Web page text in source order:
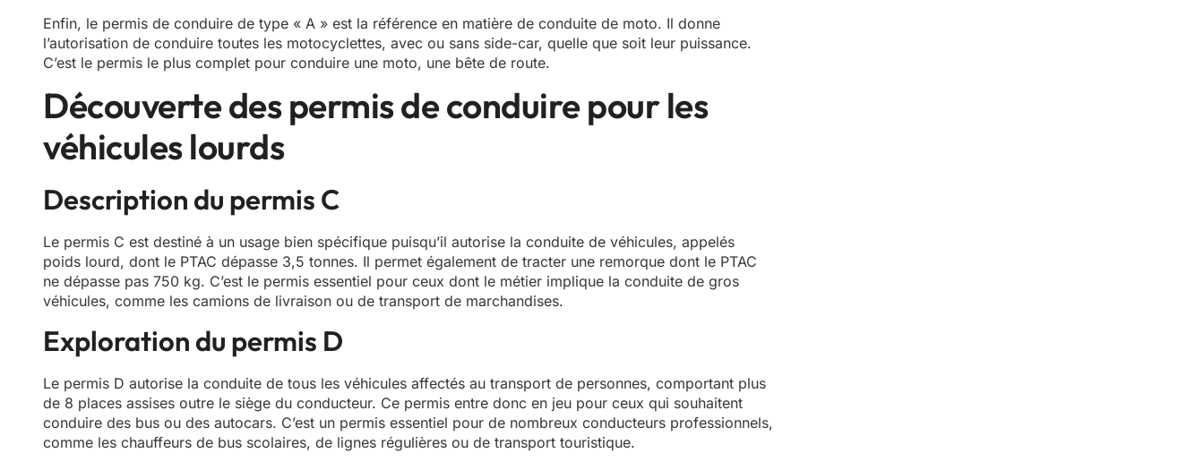
Enfin, le permis de conduire de type « A » est la référence en matière de conduite de moto. Il donne
l’autorisation de conduire toutes les motocyclettes, avec ou sans side-car, quelle que soit leur puissance.
C’est le permis le plus complet pour conduire une moto, une bête de route.
Découverte des permis de conduire pour les
véhicules lourds
Description du permis C
Le permis C est destiné à un usage bien spécifique puisqu’il autorise la conduite de véhicules, appelés
poids lourd, dont le PTAC dépasse 3,5 tonnes. Il permet également de tracter une remorque dont le PTAC
ne dépasse pas 750 kg. C’est le permis essentiel pour ceux dont le métier implique la conduite de gros
véhicules, comme les camions de livraison ou de transport de marchandises.
Exploration du permis D
Le permis D autorise la conduite de tous les véhicules affectés au transport de personnes, comportant plus
de 8 places assises outre le siège du conducteur. Ce permis entre donc en jeu pour ceux qui souhaitent
conduire des bus ou des autocars. C’est un permis essentiel pour de nombreux conducteurs professionnels,
comme les chauffeurs de bus scolaires, de lignes régulières ou de transport touristique.